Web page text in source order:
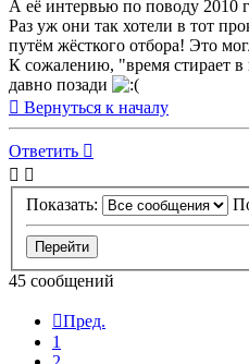
А её интервью по поводу 2010
Раз уж они так хотели в тот
путём жёсткого отбора! Это
К сожалению, "время стирает
давно позади
Вернуться к началу
Ответить
Показать:
45 сообщений
Пред.
1